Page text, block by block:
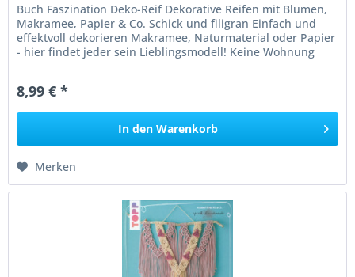
Buch Faszination Deko-Reif Dekorative Reifen mit Blumen,
Makramee, Papier & Co. Schick und filigran Einfach und
effektvoll dekorieren Makramee, Naturmaterial oder Papier
- hier findet jeder sein Lieblingsmodell! Keine Wohnung
8,99 € *
In den Warenkorb
Merken